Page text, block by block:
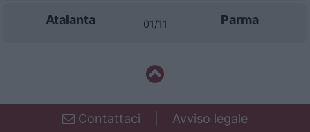
Atalanta 01/11 Parma
Contattaci Avviso legale